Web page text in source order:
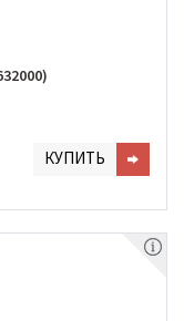
КУПИТЬ